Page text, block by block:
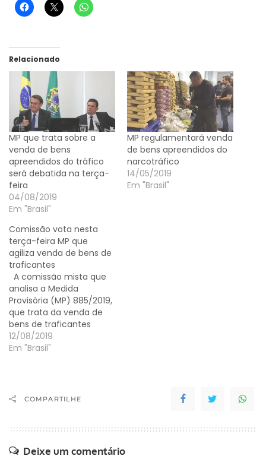
Relacionado
MP que trata sobre a
venda de bens
apreendidos do tráfico
será debatida na terça-
feira
04/08/2019
Em "Brasil"
MP regulamentará venda
de bens apreendidos do
narcotráfico
14/05/2019
Em "Brasil"
Comissão vota nesta
terça-feira MP que
agiliza venda de bens de
traficantes
A comissão mista que
analisa a Medida
Provisória (MP) 885/2019,
que trata da venda de
bens de traficantes
presidida pelo senador
Alessandro Vieira
agilizar a venda ou
bens apreendidos de
12/08/2019
Em "Brasil"
COMPARTILHE
Deixe um comentário